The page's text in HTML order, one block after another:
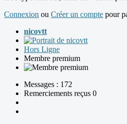
Connexion ou Créer un compte pour
nicovtt
Hors Ligne
Membre premium
Messages : 172
Remerciements reçus 0